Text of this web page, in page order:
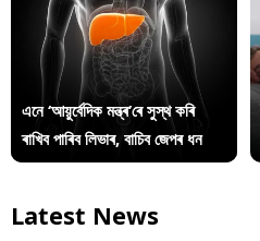
এনে ‘আয়ুৰ্বেদিক মন্ত্ৰ’ৰে সুস্থ কৰি
ৰাখিব পাৰিব লিভাৰ, বাচিব জেপৰ ধন
Latest News